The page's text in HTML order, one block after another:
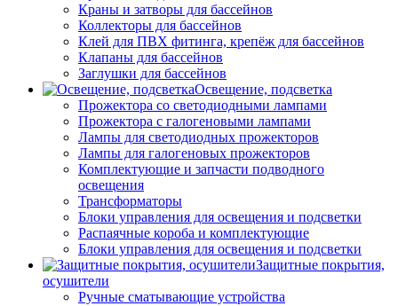
Краны и затворы для бассейнов
Коллекторы для бассейнов
Клей для ПВХ фитинга, крепёж для бассейнов
Клапаны для бассейнов
Заглушки для бассейнов
Освещение, подсветка
Прожектора со светодиодными лампами
Прожектора с галогеновыми лампами
Лампы для светодиодных прожекторов
Лампы для галогеновых прожекторов
Комплектующие и запчасти подводного
освещения
Трансформаторы
Блоки управления для освещения и подсветки
Распаячные короба и комплектующие
Блоки управления для освещения и подсветки
Защитные покрытия,
осушители
Ручные сматывающие устройства